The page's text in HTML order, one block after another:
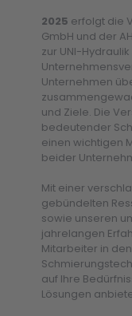
2025 erfolgt die
GmbH und der
zur UNI-
Unternehmen
und Ziele. Die
bedeutender
einen wichtigen
beider
Mit einer
gebündelten
sowie unseren
jahrelangen
Mitarbeiter in
auf Ihre
Lösungen